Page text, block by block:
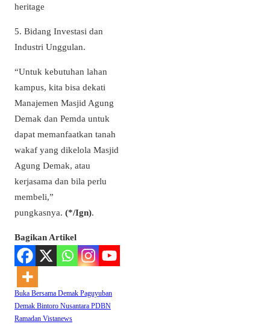
heritage
5. Bidang Investasi dan
Industri Unggulan.
“Untuk kebutuhan lahan
kampus, kita bisa dekati
Manajemen Masjid Agung
Demak dan Pemda untuk
dapat memanfaatkan tanah
wakaf yang dikelola Masjid
Agung Demak, atau
kerjasama dan bila perlu
membeli,”
pungkasnya. (*/Ign).
Bagikan Artikel
Buka Bersama Demak Paguyuban
Demak Bintoro Nusantara PDBN
Ramadan Vistanews